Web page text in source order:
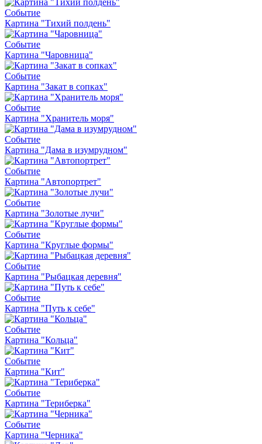
Событие
Картина "Тихий полдень"
Событие
Картина "Чаровница"
Событие
Картина "Закат в сопках"
Событие
Картина "Хранитель моря"
Событие
Картина "Дама в изумрудном"
Событие
Картина "Автопортрет"
Событие
Картина "Золотые лучи"
Событие
Картина "Круглые формы"
Событие
Картина "Рыбацкая деревня"
Событие
Картина "Путь к себе"
Событие
Картина "Кольца"
Событие
Картина "Кит"
Событие
Картина "Териберка"
Событие
Картина "Черника"